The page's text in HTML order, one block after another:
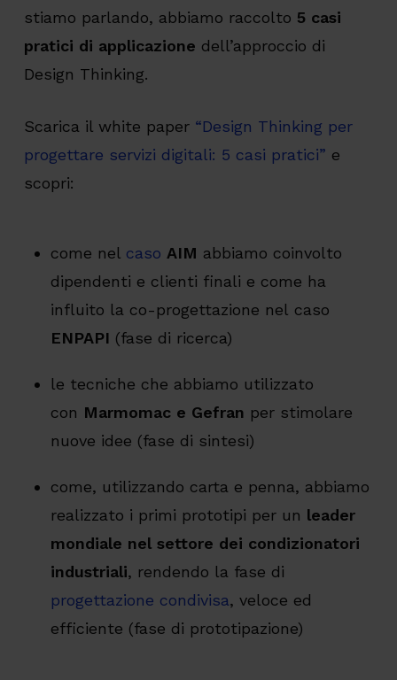
stiamo parlando, abbiamo raccolto 5 casi
pratici di applicazione dell’approccio di
Design Thinking.
Scarica il white paper “Design Thinking per
progettare servizi digitali: 5 casi pratici” e
scopri:
come nel caso AIM abbiamo coinvolto
dipendenti e clienti finali e come ha
influito la co-progettazione nel caso
ENPAPI (fase di ricerca)
le tecniche che abbiamo utilizzato
con Marmomac e Gefran per stimolare
nuove idee (fase di sintesi)
come, utilizzando carta e penna, abbiamo
realizzato i primi prototipi per un leader
mondiale nel settore dei condizionatori
industriali, rendendo la fase di
progettazione condivisa, veloce ed
efficiente (fase di prototipazione)